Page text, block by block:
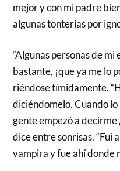
mejor y con mi padre
algunas tonterías por
“Algunas personas de
bastante, ¡que ya me lo
riéndose tímidamente.
diciéndomelo. Cuando lo
gente empezó a decirme
dice entre sonrisas. “Fui
vampira y fue ahí donde